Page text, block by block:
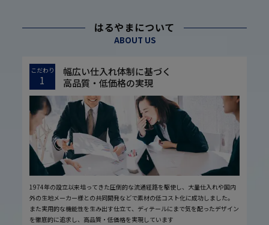
はるやまについて
ABOUT US
こだわり
1
幅広い仕入れ体制に基づく
高品質・低価格の実現
1974年の設立以来培ってきた圧倒的な流通経路を駆使し、大量仕入れや国内
外の生地メーカー様との共同開発などで素材の低コスト化に成功しました。
また実用的な機能性を生み出す仕立て、ディテールにまで気を配ったデザイン
を徹底的に追求し、高品質・低価格を実現しています